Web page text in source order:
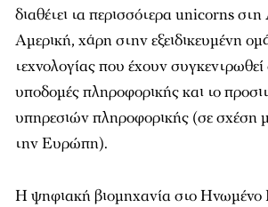
διαθέτει τα περισσότερα unicorns στη
Αμερική, χάρη στην εξειδικευμένη
τεχνολογίας που έχουν συγκεντρωθεί
υποδομές πληροφορικής και το
υπηρεσιών πληροφορικής (σε σχέση
την Ευρώπη).
Η ψηφιακή βιομηχανία στο Ηνωμένο